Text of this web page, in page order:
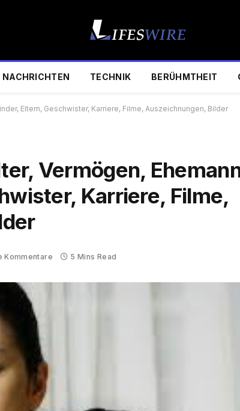
NACHRICHTEN TECHNIK BERÜHMTHEIT
Eltern, Geschwister, Karriere, Filme, Auszeichnungen, Bilder
Vermögen,
Karriere, Filme,
Kommentare 5 Mins Read